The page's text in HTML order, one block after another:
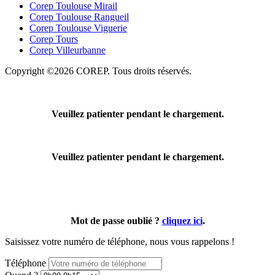
Corep Toulouse Mirail
Corep Toulouse Rangueil
Corep Toulouse Viguerie
Corep Tours
Corep Villeurbanne
Copyright ©2026 COREP. Tous droits réservés.
Veuillez patienter pendant le chargement.
Veuillez patienter pendant le chargement.
Mot de passe oublié ? cliquez ici.
Saisissez votre numéro de téléphone, nous vous rappelons !
Téléphone